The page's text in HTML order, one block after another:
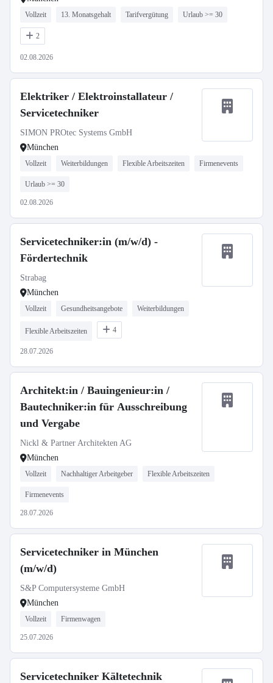
Vollzeit 13. Monatsgehalt Tarifvergütung Urlaub >= 30
2
02.08.2026
Elektriker / Elektroinstallateur /
Servicetechniker
SIMON PROtec Systems GmbH
München
Vollzeit Weiterbildungen Flexible Arbeitszeiten Firmenevents
Urlaub >= 30
02.08.2026
Servicetechniker:in (m/w/d) -
Fördertechnik
Strabag
München
Vollzeit Gesundheitsangebote Weiterbildungen
Flexible Arbeitszeiten 4
28.07.2026
Architekt:in / Bauingenieur:in /
Bautechniker:in für Ausschreibung
und Vergabe
Nickl & Partner Architekten AG
München
Vollzeit Nachhaltiger Arbeitgeber Flexible Arbeitszeiten
Firmenevents
28.07.2026
Servicetechniker in München
(m/w/d)
S&P Computersysteme GmbH
München
Vollzeit Firmenwagen
25.07.2026
Servicetechniker Kältetechnik